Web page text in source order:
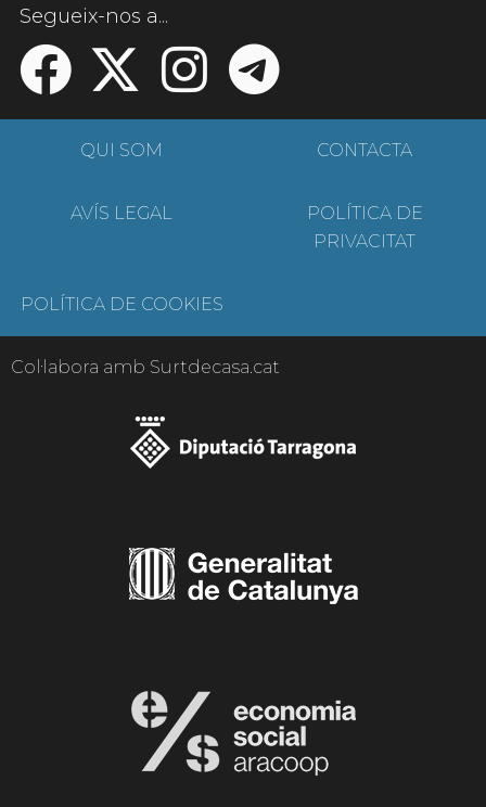
Segueix-nos a...
QUI SOM CONTACTA
AVÍS LEGAL
POLÍTICA DE
PRIVACITAT
POLÍTICA DE COOKIES
Col·labora amb Surtdecasa.cat